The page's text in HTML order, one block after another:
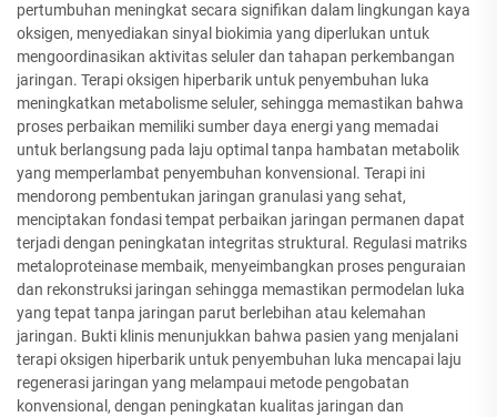
pertumbuhan meningkat secara signifikan dalam lingkungan kaya
oksigen, menyediakan sinyal biokimia yang diperlukan untuk
mengoordinasikan aktivitas seluler dan tahapan perkembangan
jaringan. Terapi oksigen hiperbarik untuk penyembuhan luka
meningkatkan metabolisme seluler, sehingga memastikan bahwa
proses perbaikan memiliki sumber daya energi yang memadai
untuk berlangsung pada laju optimal tanpa hambatan metabolik
yang memperlambat penyembuhan konvensional. Terapi ini
mendorong pembentukan jaringan granulasi yang sehat,
menciptakan fondasi tempat perbaikan jaringan permanen dapat
terjadi dengan peningkatan integritas struktural. Regulasi matriks
metaloproteinase membaik, menyeimbangkan proses penguraian
dan rekonstruksi jaringan sehingga memastikan permodelan luka
yang tepat tanpa jaringan parut berlebihan atau kelemahan
jaringan. Bukti klinis menunjukkan bahwa pasien yang menjalani
terapi oksigen hiperbarik untuk penyembuhan luka mencapai laju
regenerasi jaringan yang melampaui metode pengobatan
konvensional, dengan peningkatan kualitas jaringan dan